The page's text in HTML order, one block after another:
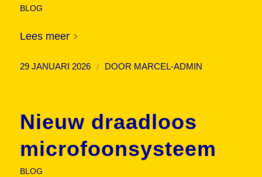
BLOG
Lees meer
29 JANUARI 2026 / DOOR MARCEL-ADMIN
Nieuw draadloos
microfoonsysteem
BLOG